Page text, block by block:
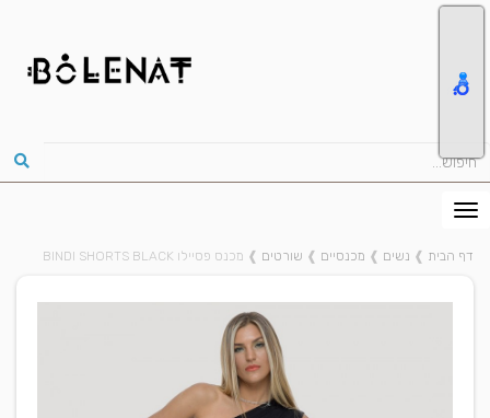
דף הבית ❱ נשים ❱ מכנסיים ❱ שורטים ❱ מכנס פסיילו BINDI SHORTS BLACK